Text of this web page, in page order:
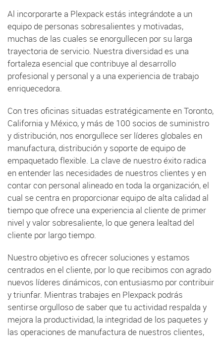
Al incorporarte a Plexpack estás integrándote a un
equipo de personas sobresalientes y motivadas,
muchas de las cuales se enorgullecen por su larga
trayectoria de servicio. Nuestra diversidad es una
fortaleza esencial que contribuye al desarrollo
profesional y personal y a una experiencia de trabajo
enriquecedora.
Con tres oficinas situadas estratégicamente en Toronto,
California y México, y más de 100 socios de suministro
y distribución, nos enorgullece ser líderes globales en
manufactura, distribución y soporte de equipo de
empaquetado flexible. La clave de nuestro éxito radica
en entender las necesidades de nuestros clientes y en
contar con personal alineado en toda la organización, el
cual se centra en proporcionar equipo de alta calidad al
tiempo que ofrece una experiencia al cliente de primer
nivel y valor sobresaliente, lo que genera lealtad del
cliente por largo tiempo.
Nuestro objetivo es ofrecer soluciones y estamos
centrados en el cliente, por lo que recibimos con agrado
nuevos líderes dinámicos, con entusiasmo por contribuir
y triunfar. Mientras trabajes en Plexpack podrás
sentirse orgulloso de saber que tu actividad respalda y
mejora la productividad, la integridad de los paquetes y
las operaciones de manufactura de nuestros clientes,